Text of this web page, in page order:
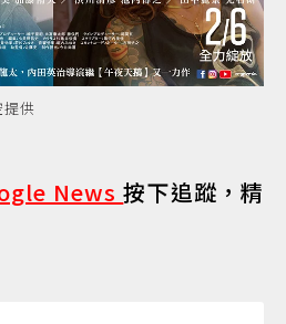
供
News按下追蹤，精